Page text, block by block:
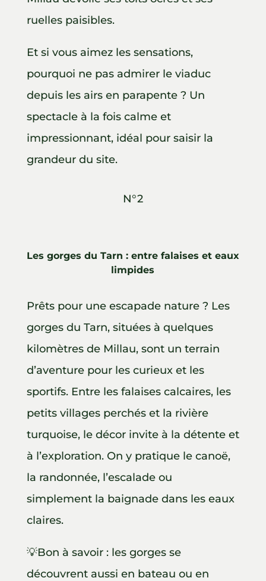
ruelles paisibles.
Et si vous aimez les sensations,
pourquoi ne pas admirer le viaduc
depuis les airs en parapente ? Un
spectacle à la fois calme et
impressionnant, idéal pour saisir la
grandeur du site.
N°2
Les gorges du Tarn : entre falaises et eaux
limpides
Prêts pour une escapade nature ? Les
gorges du Tarn, situées à quelques
kilomètres de Millau, sont un terrain
d’aventure pour les curieux et les
sportifs. Entre les falaises calcaires, les
petits villages perchés et la rivière
turquoise, le décor invite à la détente et
à l’exploration. On y pratique le canoë,
la randonnée, l’escalade ou
simplement la baignade dans les eaux
claires.
💡Bon à savoir : les gorges se
découvrent aussi en bateau ou en